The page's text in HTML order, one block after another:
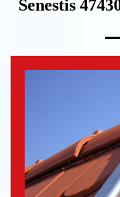
Senestis